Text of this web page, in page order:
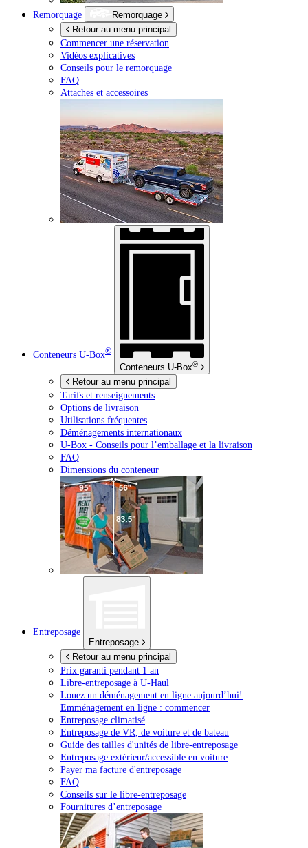
Remorquage
Remorquage
Retour au menu principal
Commencer une réservation
Vidéos explicatives
Conseils pour le remorquage
FAQ
Attaches et accessoires
Conteneurs U-Box®
Conteneurs U-Box®
Retour au menu principal
Tarifs et renseignements
Options de livraison
Utilisations fréquentes
Déménagements internationaux
U-Box - Conseils pour l’emballage et la livraison
FAQ
Dimensions du conteneur
Entreposage
Entreposage
Retour au menu principal
Prix garanti pendant 1 an
Libre-entreposage à U-Haul
Louez un déménagement en ligne aujourd’hui!
Emménagement en ligne : commencer
Entreposage climatisé
Entreposage de VR, de voiture et de bateau
Guide des tailles d'unités de libre-entreposage
Entreposage extérieur/accessible en voiture
Payer ma facture d'entreposage
FAQ
Conseils sur le libre-entreposage
Fournitures d’entreposage